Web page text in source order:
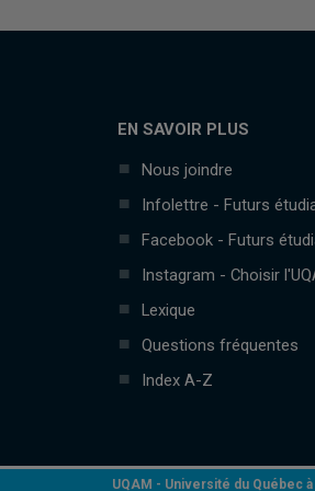
EN SAVOIR PLUS
Nous joindre
Infolettre - Futurs
Facebook - Futurs
Instagram - Choisir
Lexique
Questions fréquentes
Index A-Z
UQAM - Université du Québec